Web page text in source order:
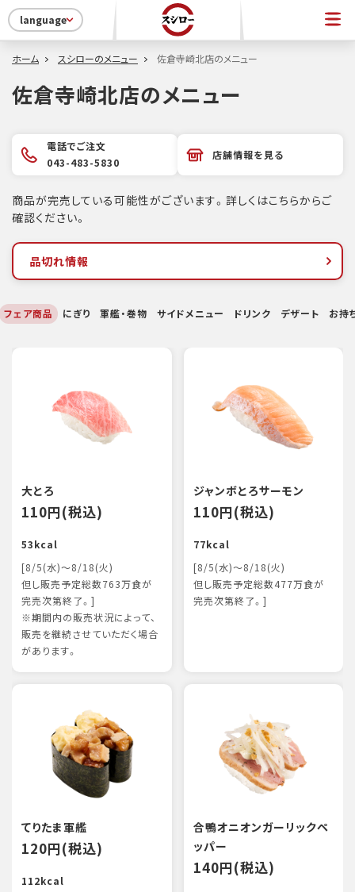
language
ホーム スシローのメニュー 佐倉寺崎北店のメニュー
佐倉寺崎北店のメニュー
電話でご注文
043-483-5830
店舗情報を見る
商品が完売している可能性がございます。詳しくはこちらからご
確認ください。
品切れ情報
フェア商品 にぎり 軍艦・巻物 サイドメニュー ドリンク デザート お持
大とろ
110円(税込)
53kcal
[8/5(水)～8/18(火)
但し販売予定総数763万食が
完売次第終了。]
※期間内の販売状況によって、
販売を継続させていただく場合
があります。
ジャンボとろサーモン
110円(税込)
77kcal
[8/5(水)～8/18(火)
但し販売予定総数477万食が
完売次第終了。]
てりたま軍艦
120円(税込)
112kcal
合鴨オニオンガーリックペ
ッパー
140円(税込)